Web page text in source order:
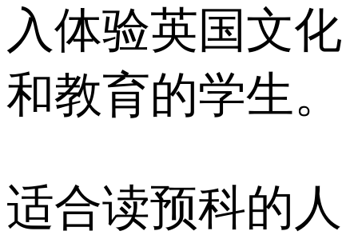
入体验英国文化
和教育的学生。
适合读预科的人